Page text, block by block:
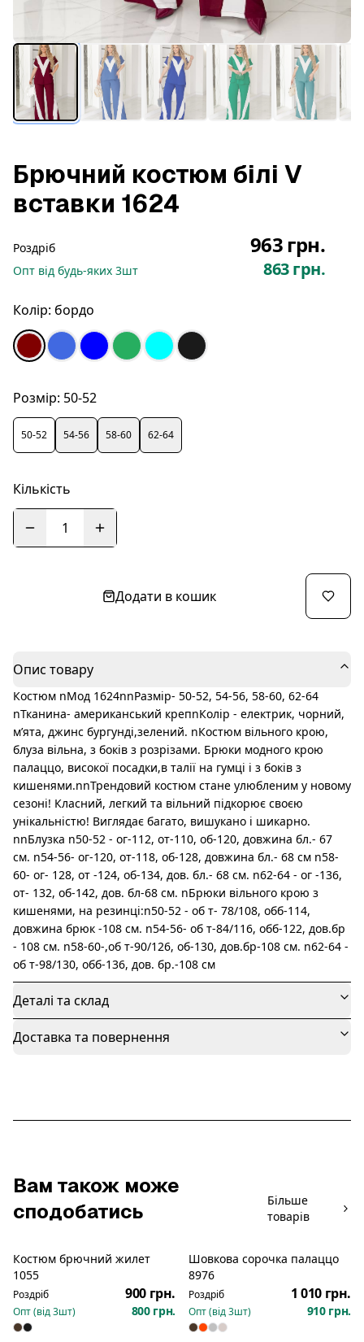
Брючний костюм білі V
вставки 1624
Роздріб 963 грн.
Опт від будь-яких 3шт 863 грн.
Колір: бордо
Розмір: 50-52
50-52 54-56 58-60 62-64
Кількість
1
Додати в кошик
Опис товару
Костюм nМод 1624nnРазмір- 50-52, 54-56, 58-60, 62-64
nТканина- американський крепnКолір - електрик, чорний,
мʼята, джинс бургунді,зелений. nКостюм вільного крою,
блуза вільна, з боків з розрізами. Брюки модного крою
палаццо, високої посадки,в талії на гумці і з боків з
кишенями.nnТрендовий костюм стане улюбленим у новому
сезоні! Класний, легкий та вільний підкорює своєю
унікальністю! Виглядає багато, вишукано і шикарно.
nnБлузка n50-52 - ог-112, от-110, об-120, довжина бл.- 67
см. n54-56- ог-120, от-118, об-128, довжина бл.- 68 см n58-
60- ог- 128, от -124, об-134, дов. бл.- 68 см. n62-64 - ог -136,
от- 132, об-142, дов. бл-68 см. nБрюки вільного крою з
кишенями, на резинці:n50-52 - об т- 78/108, обб-114,
довжина брюк -108 см. n54-56- об т-84/116, обб-122, дов.бр
- 108 см. n58-60-,об т-90/126, об-130, дов.бр-108 см. n62-64 -
об т-98/130, обб-136, дов. бр.-108 см
Деталі та склад
Доставка та повернення
Вам також може
сподобатись
Більше
товарів
Новинка
Костюм брючний жилет
1055
Роздріб 900 грн.
Опт (від3шт) 800 грн.
Новинка
Шовкова сорочка палаццо
8976
Роздріб 1 010 грн.
Опт (від3шт) 910 грн.